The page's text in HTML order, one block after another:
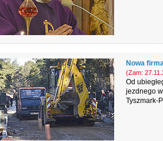
Nowa
(Zam:
Od
jezdnego
Tyszmark-